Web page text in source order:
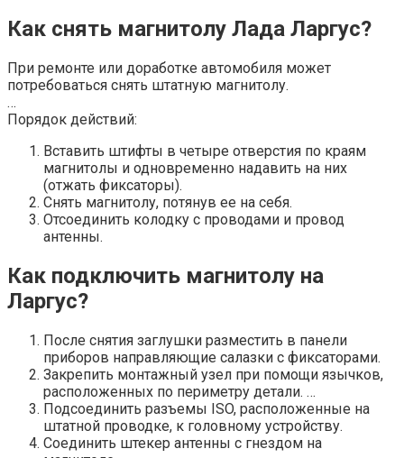
Как снять магнитолу Лада Ларгус?
При ремонте или доработке автомобиля может
потребоваться снять штатную магнитолу.
…
Порядок действий:
Вставить штифты в четыре отверстия по краям
магнитолы и одновременно надавить на них
(отжать фиксаторы).
Снять магнитолу, потянув ее на себя.
Отсоединить колодку с проводами и провод
антенны.
Как подключить магнитолу на
Ларгус?
После снятия заглушки разместить в панели
приборов направляющие салазки с фиксаторами.
Закрепить монтажный узел при помощи язычков,
расположенных по периметру детали. …
Подсоединить разъемы ISO, расположенные на
штатной проводке, к головному устройству.
Соединить штекер антенны с гнездом на